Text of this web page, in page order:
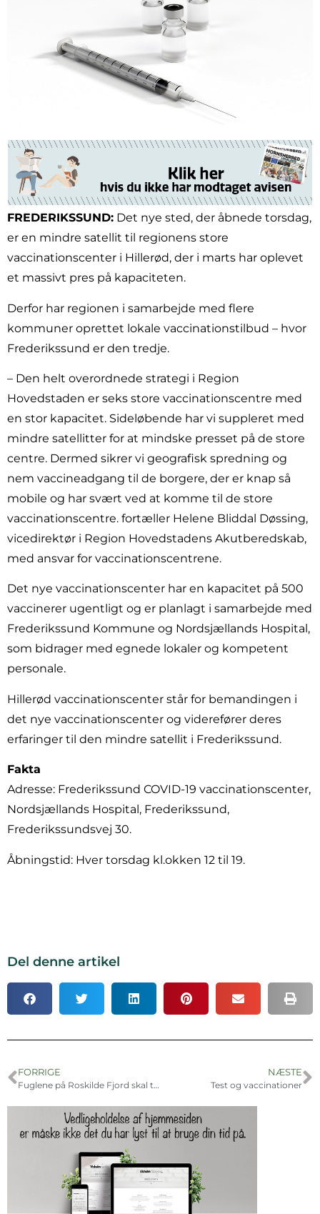
FREDERIKSSUND: Det nye sted, der åbnede torsdag,
er en mindre satellit til regionens store
vaccinationscenter i Hillerød, der i marts har oplevet
et massivt pres på kapaciteten.
Derfor har regionen i samarbejde med flere
kommuner oprettet lokale vaccinationstilbud – hvor
Frederikssund er den tredje.
– Den helt overordnede strategi i Region
Hovedstaden er seks store vaccinationscentre med
en stor kapacitet. Sideløbende har vi suppleret med
mindre satellitter for at mindske presset på de store
centre. Dermed sikrer vi geografisk spredning og
nem vaccineadgang til de borgere, der er knap så
mobile og har svært ved at komme til de store
vaccinationscentre. fortæller Helene Bliddal Døssing,
vicedirektør i Region Hovedstadens Akutberedskab,
med ansvar for vaccinationscentrene.
Det nye vaccinationscenter har en kapacitet på 500
vaccinerer ugentligt og er planlagt i samarbejde med
Frederikssund Kommune og Nordsjællands Hospital,
som bidrager med egnede lokaler og kompetent
personale.
Hillerød vaccinationscenter står for bemandingen i
det nye vaccinationscenter og viderefører deres
erfaringer til den mindre satellit i Frederikssund.
Fakta
Adresse: Frederikssund COVID-19 vaccinationscenter,
Nordsjællands Hospital, Frederikssund,
Frederikssundsvej 30.
Åbningstid: Hver torsdag kl.okken 12 til 19.
Del denne artikel
FORRIGE
Fuglene på Roskilde Fjord skal tælles
NÆSTE
Test og vaccinationer